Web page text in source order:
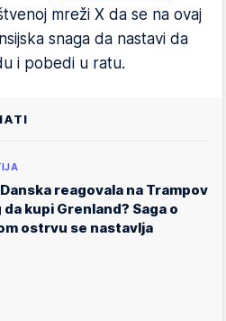
mreži X da se na ovaj
snaga da nastavi da
i pobedi u ratu.
reagovala na Trampov
kupi Grenland? Saga o
ostrvu se nastavlja